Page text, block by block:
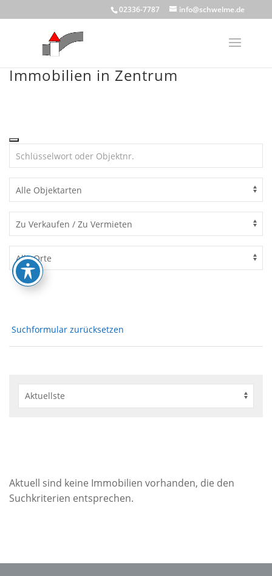
to
02336-7787 info@schwelme.de
Immobilien in Zentrum
Suchformular zurücksetzen
Aktuell sind keine Immobilien vorhanden, die den
Suchkriterien entsprechen.